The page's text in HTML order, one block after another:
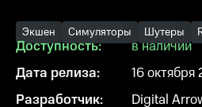
Экшен Симуляторы Шутеры
Доступность:
в наличии
Дата релиза:
16 октября
Разработчик:
Digital